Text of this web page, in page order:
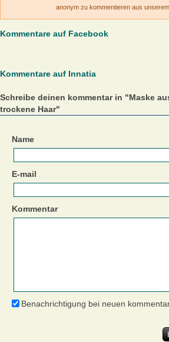
anonym zu kommentieren aus
Kommentare auf Facebook
Kommentare auf Innatia
Schreibe deinen kommentar in "Maske
trockene Haar"
Name
E-mail
Kommentar
Benachrichtigung bei neuen